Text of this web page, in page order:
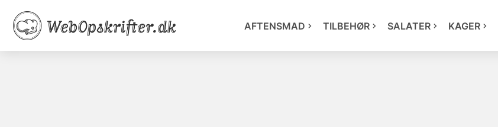
AFTENSMAD TILBEHØR SALATER KAGER